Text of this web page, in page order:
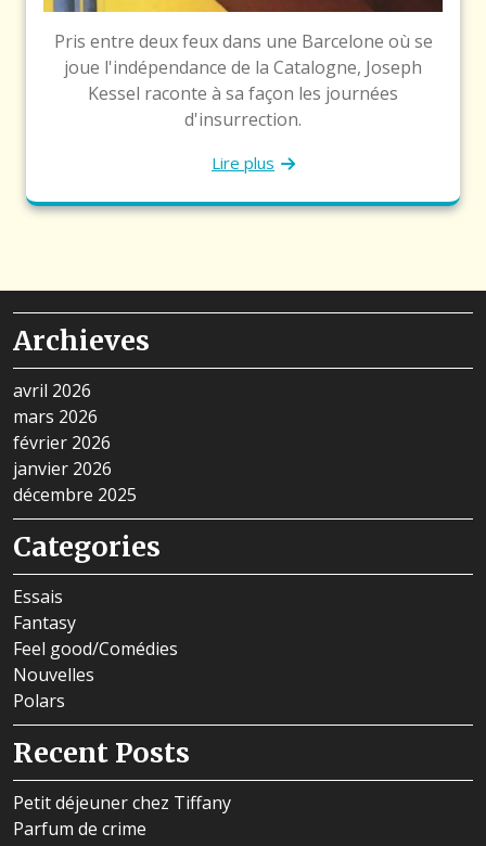
Pris entre deux feux dans une Barcelone où se
joue l'indépendance de la Catalogne, Joseph
Kessel raconte à sa façon les journées
d'insurrection.
Lire plus
Archieves
avril 2026
mars 2026
février 2026
janvier 2026
décembre 2025
Categories
Essais
Fantasy
Feel good/Comédies
Nouvelles
Polars
Recent Posts
Petit déjeuner chez Tiffany
Parfum de crime